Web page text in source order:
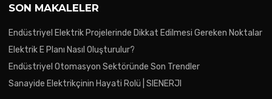
SON MAKALELER
Endüstriyel Elektrik Projelerinde Dikkat Edilmesi Gereken Noktalar
Elektrik E Planı Nasıl Oluşturulur?
Endüstriyel Otomasyon Sektöründe Son Trendler
Sanayide Elektrikçinin Hayati Rolü | SIENERJI